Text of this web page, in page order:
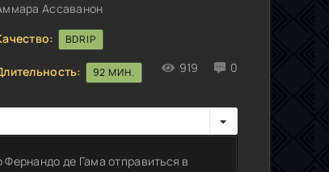
919 0
Ассаванон
BDRIP
92 МИН.
де Гама отправиться в